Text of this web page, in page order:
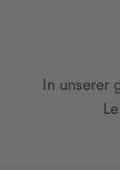
In unserer